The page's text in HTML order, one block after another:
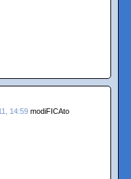
14:59 modiFICAto